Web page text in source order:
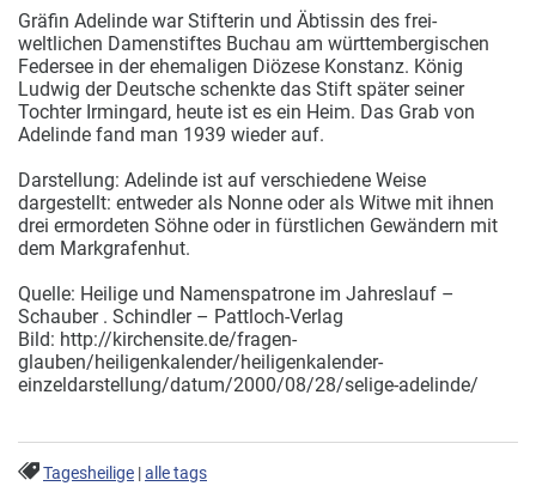
Gräfin Adelinde war Stifterin und Äbtissin des frei-
weltlichen Damenstiftes Buchau am württembergischen
Federsee in der ehemaligen Diözese Konstanz. König
Ludwig der Deutsche schenkte das Stift später seiner
Tochter Irmingard, heute ist es ein Heim. Das Grab von
Adelinde fand man 1939 wieder auf.
Darstellung: Adelinde ist auf verschiedene Weise
dargestellt: entweder als Nonne oder als Witwe mit ihnen
drei ermordeten Söhne oder in fürstlichen Gewändern mit
dem Markgrafenhut.
Quelle: Heilige und Namenspatrone im Jahreslauf –
Schauber . Schindler – Pattloch-Verlag
Bild: http://kirchensite.de/fragen-
glauben/heiligenkalender/heiligenkalender-
einzeldarstellung/datum/2000/08/28/selige-adelinde/
Tagesheilige |alle tags